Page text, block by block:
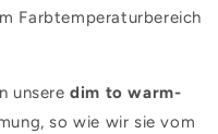
Farbtemperaturbereich
unsere dim to warm-
so wie wir sie vom